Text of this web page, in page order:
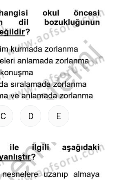
C D E